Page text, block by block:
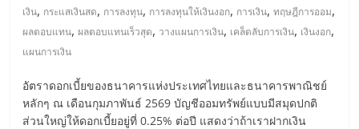
SME
แห่ง
ประเทศไทย,
ThaiSMEsCenter,
รวม
ธุรกิจ
เงิน, กระแสเงินสด, การลงทุน, การลงทุนให้เงินงอก, การเงิน,ทฤษฎีการออม,
ผลตอบแทน,ผลตอบแทนเร็วสุด, วางแผนการเงิน, เคล็ดลับการเงิน, เงินงอก,
แผนการเงิน
อัตราดอกเบี้ยของธนาคารแห่งประเทศไทยและธนาคารพาณิชย์
หลักๆ ณ เดือนกุมภาพันธ์ 2569 บัญชีออมทรัพย์แบบมีสมุดปกติ
ส่วนใหญ่ให้ดอกเบี้ยอยู่ที่ 0.25% ต่อปี แสดงว่าถ้าเราฝากเงิน